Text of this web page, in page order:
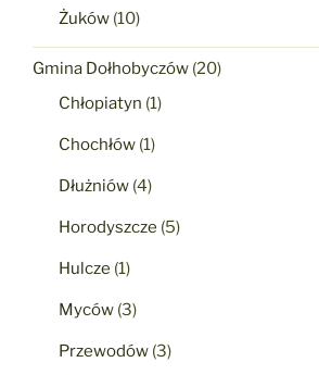
Żuków (10)
Gmina Dołhobyczów (20)
Chłopiatyn (1)
Chochłów (1)
Dłużniów (4)
Horodyszcze (5)
Hulcze (1)
Myców (3)
Przewodów (3)